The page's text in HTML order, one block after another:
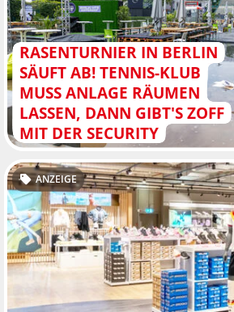
RASENTURNIER IN BERLIN
SÄUFT AB! TENNIS-KLUB
MUSS ANLAGE RÄUMEN
LASSEN, DANN GIBT'S ZOFF
MIT DER SECURITY
ANZEIGE